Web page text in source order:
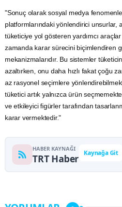
"Sonuç olarak sosyal medya
platformlarındaki yönlendirici unsurlar,
tüketiciye yol gösteren yardımcı
zamanda karar sürecini biçimlendiren
mekanizmalarıdır. Bu sistemler
azaltırken, onu daha hızlı fakat çoğu
az rasyonel seçimlere
tüketici artık yalnızca ürün
ve etkileyici figürler tarafından
karar vermektedir."
HABER KAYNAĞI
TRT Haber Kaynağa Git